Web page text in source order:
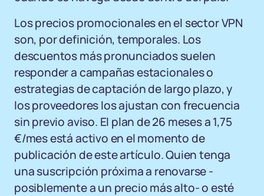
Los precios promocionales en el sector VPN
son, por definición, temporales. Los
descuentos más pronunciados suelen
responder a campañas estacionales o
estrategias de captación de largo plazo, y
los proveedores los ajustan con frecuencia
sin previo aviso. El plan de 26 meses a 1,75
€/mes está activo en el momento de
publicación de este artículo. Quien tenga
una suscripción próxima a renovarse -
posiblemente a un precio más alto- o esté